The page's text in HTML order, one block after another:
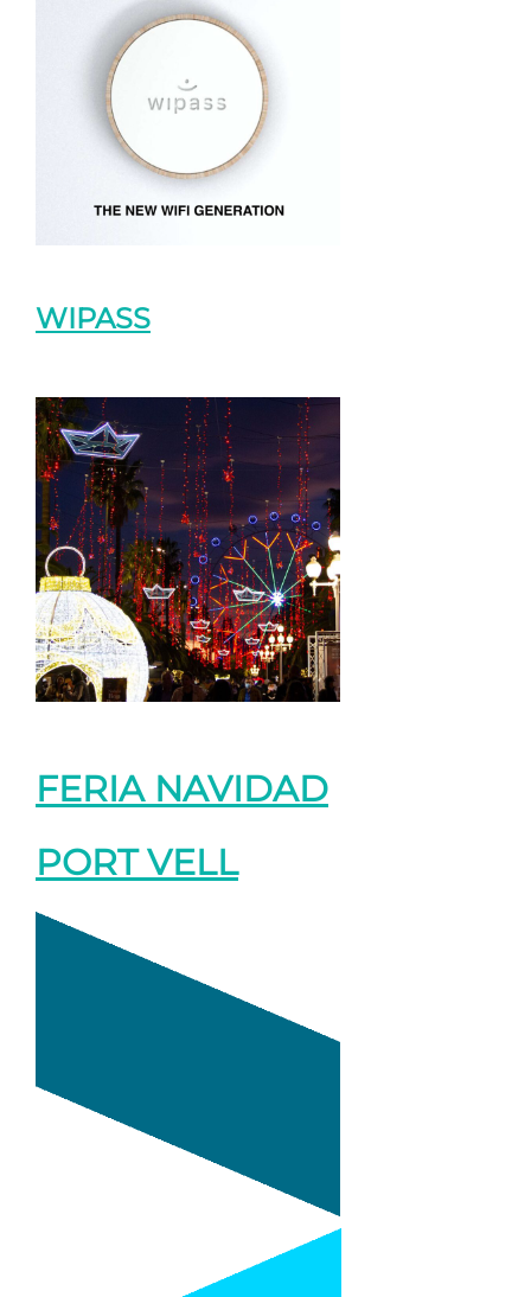
WIPASS
FERIA NAVIDAD
PORT VELL